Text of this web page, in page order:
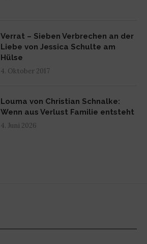
Verrat – Sieben Verbrechen an der
Liebe von Jessica Schulte am
Hülse
4. Oktober 2017
Louma von Christian Schnalke:
Wenn aus Verlust Familie entsteht
4. Juni 2026